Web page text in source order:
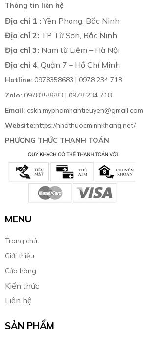
Thông tin liên hệ
Địa chỉ 1 :Yên Phong, Bắc Ninh
Địa chỉ 2: TP Từ Sơn, Bắc Ninh
Địa chỉ 3: Nam từ Liêm – Hà Nội
Địa chỉ 4: Quận 7 – Hồ Chí Minh
Hotline: 0978358683 | 0978 234 718
Zalo: 0978358683 | 0978 234 718
Email: cskh.myphamhantieuyen@gmail.com
Website:https://nhathuocminhkhang.net/
PHƯƠNG THỨC THANH TOÁN
MENU
Trang chủ
Giới thiệu
Cửa hàng
Kiến thức
Liên hệ
SẢN PHẨM